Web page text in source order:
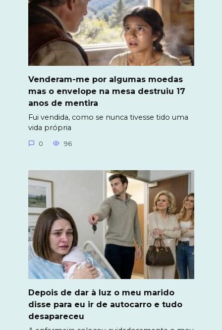
Venderam-me por algumas moedas
mas o envelope na mesa destruiu 17
anos de mentira
Fui vendida, como se nunca tivesse tido uma
vida própria
0 96
Depois de dar à luz o meu marido
disse para eu ir de autocarro e tudo
desapareceu